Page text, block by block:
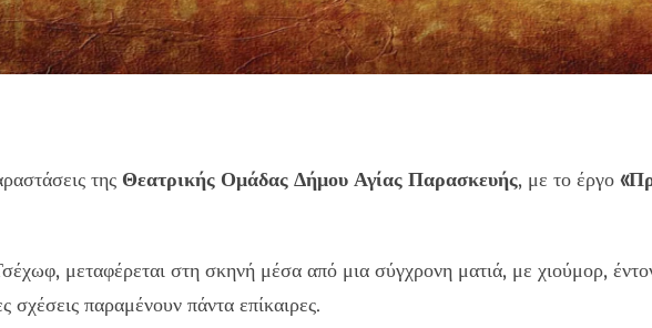
της Θεατρικής Ομάδας Δήμου Αγίας Παρασκευής, με το έργο
μεταφέρεται στη σκηνή μέσα από μια σύγχρονη ματιά, με χιούμορ,
σχέσεις παραμένουν πάντα επίκαιρες.